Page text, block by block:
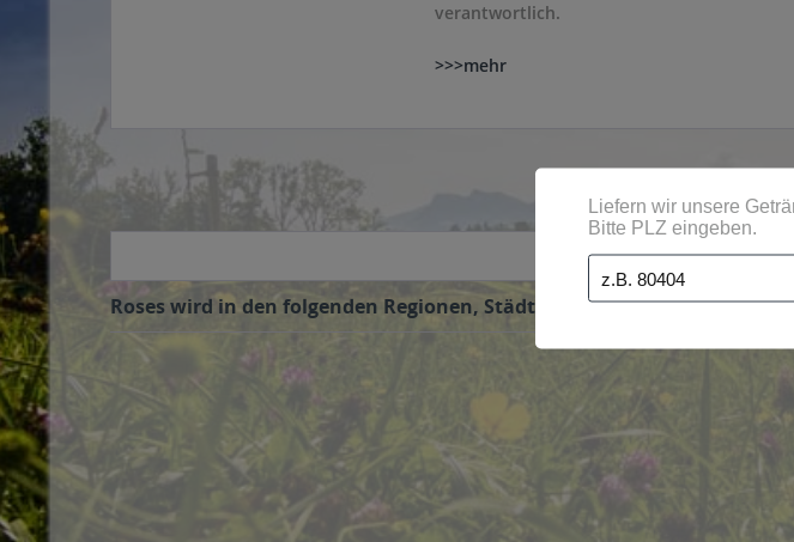
verantwortlich.
>>>mehr
Roses wird in den folgenden Regionen, Städten, Orten und Postleitzahl-